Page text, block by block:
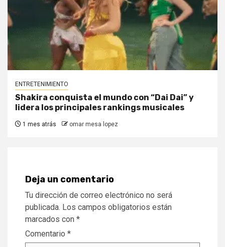
ENTRETENIMIENTO
Shakira conquista el mundo con “Dai Dai” y
lidera los principales rankings musicales
1 mes atrás omar mesa lopez
Deja un comentario
Tu dirección de correo electrónico no será
publicada. Los campos obligatorios están
marcados con *
Comentario *